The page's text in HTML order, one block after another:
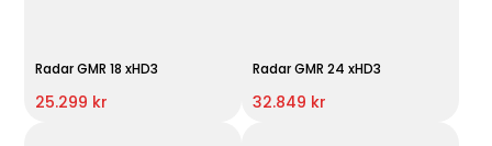
Radar GMR 18 xHD3
25.299 kr
Radar GMR 24 xHD3
32.849 kr